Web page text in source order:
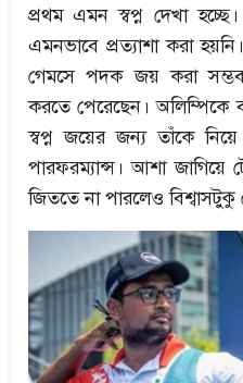
প্রথম এমন স্বপ্ন দেখা
এমনভাবে প্রত্যাশা করা
গেমসে পদক জয় করা
করতে পেরেছেন। অলিম্পিকে
স্বপ্ন জয়ের জন্য তাঁকে
পারফরম্যান্স। আশা
জিততে না পারলেও